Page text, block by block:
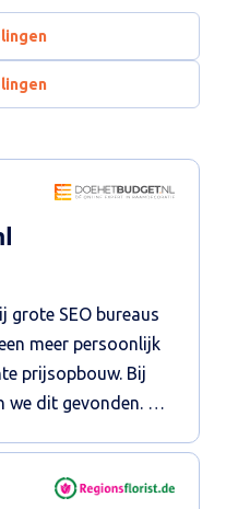
grote SEO bureaus
meer persoonlijk
prijsopbouw. Bij
dit gevonden. De
vallen, is groot.